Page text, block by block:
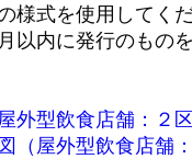
式を使用してくだ
内に発行のもの
外型飲食店舗：２区
（屋外型飲食店舗：